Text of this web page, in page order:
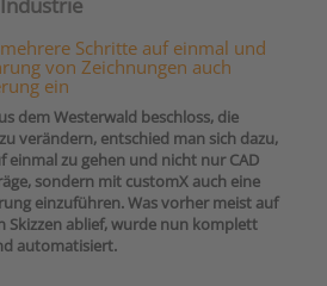
Schritte auf einmal und
von Zeichnungen auch
ein
dem Westerwald beschloss, die
verändern, entschied man sich dazu,
einmal zu gehen und nicht nur CAD
sondern mit customX auch eine
einzuführen. Was vorher meist auf
Skizzen ablief, wurde nun komplett
automatisiert.